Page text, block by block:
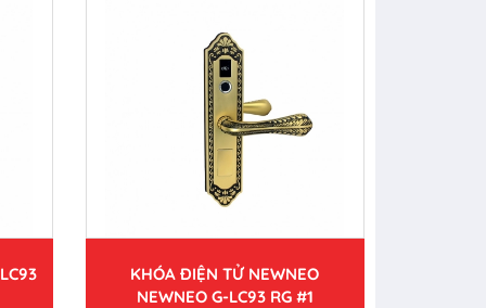
KHÓA ĐIỆN TỬ NEWNEO
NEWNEO G-LC93 RG #1